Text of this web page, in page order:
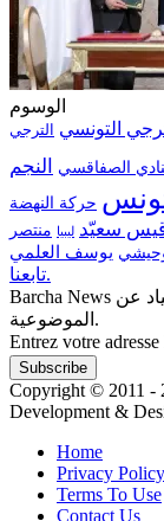
الوسوم
التونسي الترجي
الصفاقسي
النجم
حركة النهضة
سعيّد ليبيا
منتصر
يوسف العلمي
تابعنا.
Barcha News مجلة إخبارية جامعة، تعمل بمبدأ لا حياد عن
الموضوعية.
Entrez votre
Copyright © 2011 -
Development &
Home
Privacy Policy
Terms To Use
Contact Us